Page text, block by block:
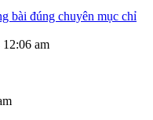
bài đúng chuyên mục chỉ
am